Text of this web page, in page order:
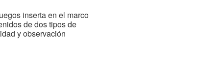
inserta en el marco
de dos tipos de
y observación